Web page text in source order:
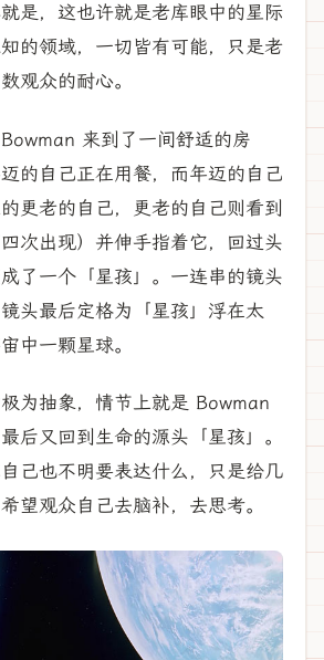
是，这也许就是老库眼中的星际
的领域，一切皆有可能，只是老
观众的耐心。
来到了一间舒适的房
的自己正在用餐，而年迈的自己
更老的自己，更老的自己则看到
次出现）并伸手指着它，回过头
了一个「星孩」。一连串的镜头
头最后定格为「星孩」浮在太
中一颗星球。
为抽象，情节上就是 Bowman
后又回到生命的源头「星孩」。
己也不明要表达什么，只是给几
望观众自己去脑补，去思考。